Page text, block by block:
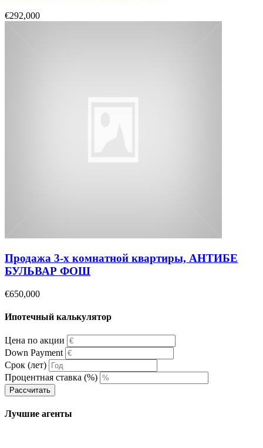
€292,000
Продажа 3-х комнатной квартиры, АНТИБЕ
БУЛЬВАР ФОШ
€650,000
Ипотечный калькулятор
Цена по акции
Down Payment
Срок (лет)
Процентная ставка (%)
Рассчитать
Лучшие агенты